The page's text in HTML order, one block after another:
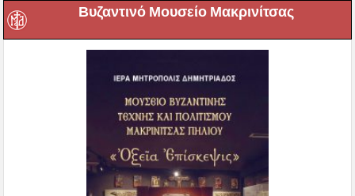
Βυζαντινό Μουσείο Μακρινίτσας